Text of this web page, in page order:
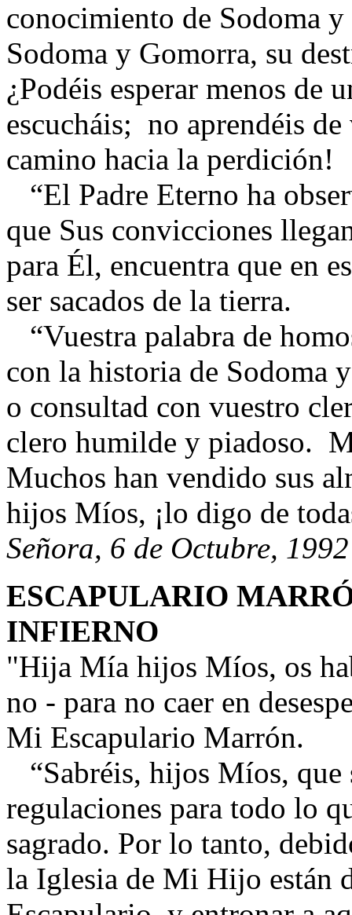
conocimiento de Sodoma
Sodoma y Gomorra, su
¿Podéis esperar menos
escucháis; no aprendéis
camino hacia la perdición!
“El Padre Eterno ha
que Sus convicciones
para Él, encuentra que en
ser sacados de la tierra.
“Vuestra palabra de
con la historia de Sodoma
o consultad con vuestro
clero humilde y piadoso.
Muchos han vendido sus
hijos Míos, ¡lo digo de
Señora, 6 de Octubre, 1992
ESCAPULARIO
INFIERNO
"Hija Mía hijos Míos, os
no - para no caer en
Mi Escapulario Marrón.
“Sabréis, hijos Míos, que
regulaciones para todo lo
sagrado. Por lo tanto,
la Iglesia de Mi Hijo están